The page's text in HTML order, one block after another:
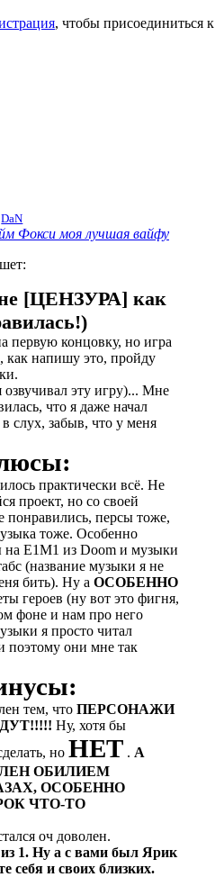
, чтобы присоединиться к
DaN
Фокси моя лучшая вайфу
[ЦЕНЗУРА] как
первую концовку, но игра
как напишу это, пройду
эту игру)... Мне
что я даже начал
слух, забыв, что у меня
практически всё. Не
проект, но со своей
персы тоже,
тоже. Особенно
на E1M1 из Doom и музыки
(название музыки я не
бить). Ну а ОСОБЕННО
героев (ну вот это фигня,
фоне и нам про него
я просто читал
поэтому они мне так
тем, что ПЕРСОНАЖИ
Ну, хотя бы
но НЕТ . А
ОБИЛИЕМ
ОСОБЕННО
ЧТО-ТО
оч доволен.
1. Ну а с вами был Ярик
себя и своих близких.